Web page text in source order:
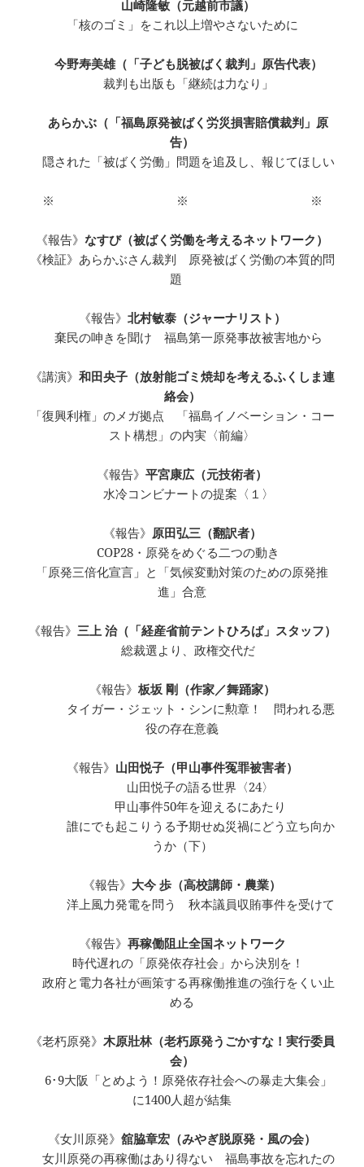
山崎隆敏（元越前市議）
「核のゴミ」をこれ以上増やさないために
今野寿美雄（「子ども脱被ばく裁判」原告代表）
裁判も出版も「継続は力なり」
あらかぶ（「福島原発被ばく労災損害賠償裁判」原
告）
隠された「被ばく労働」問題を追及し、報じてほしい
※ ※ ※
《報告》 なすび（被ばく労働を考えるネットワーク）
《検証》あらかぶさん裁判 原発被ばく労働の本質的問
題
《報告》 北村敏泰（ジャーナリスト）
棄民の呻きを聞け 福島第一原発事故被害地から
《講演》 和田央子（放射能ゴミ焼却を考えるふくしま連
絡会）
「復興利権」のメガ拠点 「福島イノベーション・コー
スト構想」の内実〈前編〉
《報告》 平宮康広（元技術者）
水冷コンビナートの提案〈１〉
《報告》 原田弘三（翻訳者）
COP28・原発をめぐる二つの動き
「原発三倍化宣言」と「気候変動対策のための原発推
進」合意
《報告》 三上 治（「経産省前テントひろば」スタッフ）
総裁選より、政権交代だ
《報告》 板坂 剛（作家／舞踊家）
タイガー・ジェット・シンに勲章！ 問われる悪
役の存在意義
《報告》 山田悦子（甲山事件冤罪被害者）
山田悦子の語る世界〈24〉
甲山事件50年を迎えるにあたり
誰にでも起こりうる予期せぬ災禍にどう立ち向か
うか（下）
《報告》 大今 歩（高校講師・農業）
洋上風力発電を問う 秋本議員収賄事件を受けて
《報告》 再稼働阻止全国ネットワーク
時代遅れの「原発依存社会」から決別を！
政府と電力各社が画策する再稼働推進の強行をくい止
める
《老朽原発》 木原壯林（老朽原発うごかすな！実行委員
会）
6･9大阪「とめよう！原発依存社会への暴走大集会」
に1400人超が結集
《女川原発》 舘脇章宏（みやぎ脱原発・風の会）
女川原発の再稼働はあり得ない 福島事故を忘れたの